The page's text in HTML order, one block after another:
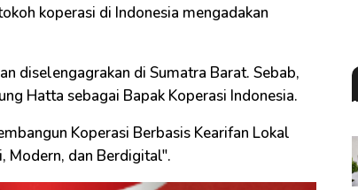
koperasi di Indonesia mengadakan
diselengagrakan di Sumatra Barat. Sebab,
Hatta sebagai Bapak Koperasi Indonesia.
Koperasi Berbasis Kearifan Lokal
Modern, dan Berdigital".